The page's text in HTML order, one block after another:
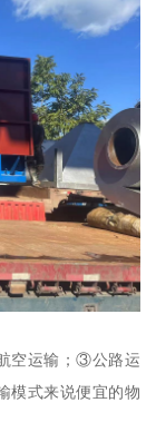
空运输；③公路运
模式来说便宜的物